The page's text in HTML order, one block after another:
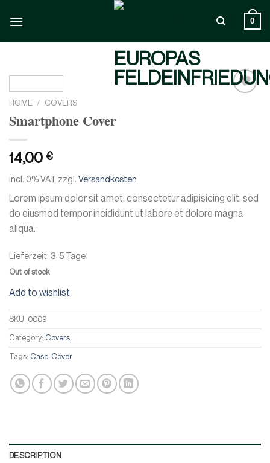
0
HOME / COVERS
Smartphone Cover
14,00 €
incl. 0% VAT zzgl. Versandkosten
Lorem ipsum dolor sit amet, consectetur adipisicing elit, sed
do eiusmod tempor incididunt ut labore et dolore magna
aliqua.
Lieferzeit: 3-5 Tage
Out of stock
Add to wishlist
SKU: 0009
Category: Covers
Tags: Case, Cover
DESCRIPTION